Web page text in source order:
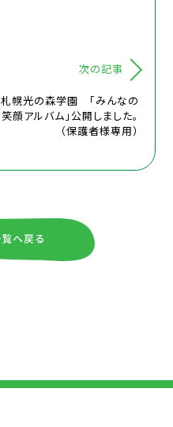
次の記事
札幌光の森学園 「みんなの
笑顔アルバム」公開しました。
（保護者様専用）